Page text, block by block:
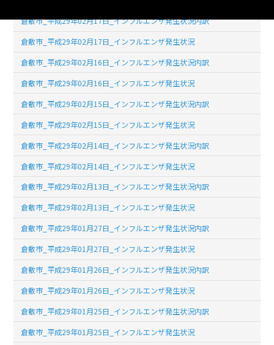
倉敷市_平成29年02月17日_インフルエンザ発生状況内訳
倉敷市_平成29年02月17日_インフルエンザ発生状況
倉敷市_平成29年02月16日_インフルエンザ発生状況内訳
倉敷市_平成29年02月16日_インフルエンザ発生状況
倉敷市_平成29年02月15日_インフルエンザ発生状況内訳
倉敷市_平成29年02月15日_インフルエンザ発生状況
倉敷市_平成29年02月14日_インフルエンザ発生状況内訳
倉敷市_平成29年02月14日_インフルエンザ発生状況
倉敷市_平成29年02月13日_インフルエンザ発生状況内訳
倉敷市_平成29年02月13日_インフルエンザ発生状況
倉敷市_平成29年01月27日_インフルエンザ発生状況内訳
倉敷市_平成29年01月27日_インフルエンザ発生状況
倉敷市_平成29年01月26日_インフルエンザ発生状況内訳
倉敷市_平成29年01月26日_インフルエンザ発生状況
倉敷市_平成29年01月25日_インフルエンザ発生状況内訳
倉敷市_平成29年01月25日_インフルエンザ発生状況